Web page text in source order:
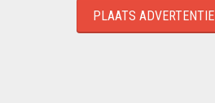
PLAATS ADVERTENTIE